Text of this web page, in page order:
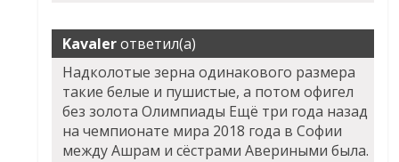
Kavalerответил(а)
Надколотые зерна одинакового размера
такие белые и пушистые, а потом офигел
без золота Олимпиады Ещё три года назад
на чемпионате мира 2018 года в Софии
между Ашрам и сёстрами Авериными была.